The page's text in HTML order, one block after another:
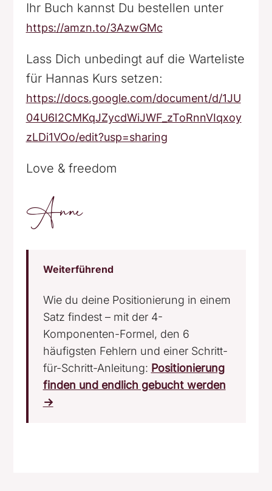
Ihr Buch kannst Du bestellen unter
https://amzn.to/3AzwGMc
Lass Dich unbedingt auf die Warteliste
für Hannas Kurs setzen:
https://docs.google.com/document/d/1JU
04U6I2CMKqJZycdWiJWF_zToRnnVIqxoy
zLDi1VOo/edit?usp=sharing
Love & freedom
Anne
Weiterführend
Wie du deine Positionierung in einem
Satz findest – mit der 4-
Komponenten-Formel, den 6
häufigsten Fehlern und einer Schritt-
für-Schritt-Anleitung: Positionierung
finden und endlich gebucht werden
→